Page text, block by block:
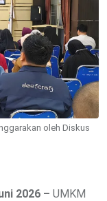
oleh Diskus
2026 – UMKM